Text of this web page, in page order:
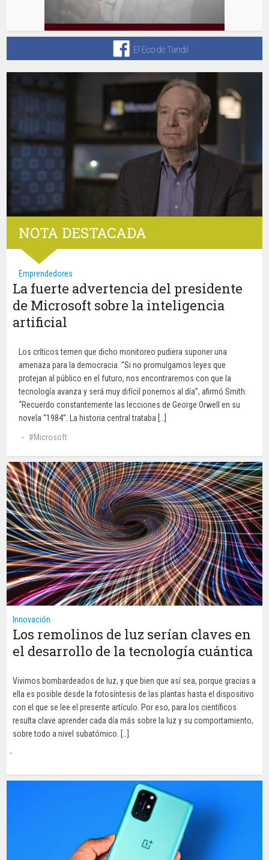
NOTA DESTACADA
Emprendedores
La fuerte advertencia del presidente
de Microsoft sobre la inteligencia
artificial
Los críticos temen que dicho monitoreo pudiera suponer una
amenaza para la democracia. “Si no promulgamos leyes que
protejan al público en el futuro, nos encontraremos con que la
tecnología avanza y será muy difícil ponernos al día”, afirmó Smith.
“Recuerdo constantemente las lecciones de George Orwell en su
novela “1984”. La historia central trataba […]
Microsoft
Innovación
Los remolinos de luz serían claves en
el desarrollo de la tecnología cuántica
Vivimos bombardeados de luz, y que bien que así sea, porque gracias a
ella es posible desde la fotosíntesis de las plantas hasta el dispositivo
con el que se lee el presente artículo. Por eso, para los científicos
resulta clave aprender cada día más sobre la luz y su comportamiento,
sobre todo a nivel subatómico. […]